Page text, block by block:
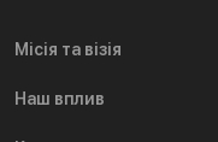
Місія та візія
Наш вплив